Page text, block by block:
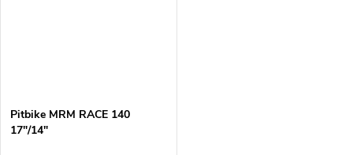
Pitbike MRM RACE 140
17"/14"